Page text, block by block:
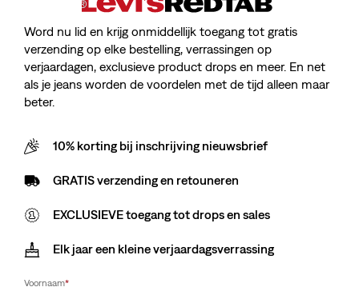
Word nu lid en krijg onmiddellijk toegang tot gratis
verzending op elke bestelling, verrassingen op
verjaardagen, exclusieve product drops en meer. En net
als je jeans worden de voordelen met de tijd alleen maar
beter.
10% korting bij inschrijving nieuwsbrief
GRATIS verzending en retouneren
EXCLUSIEVE toegang tot drops en sales
Elk jaar een kleine verjaardagsverrassing
Voornaam*